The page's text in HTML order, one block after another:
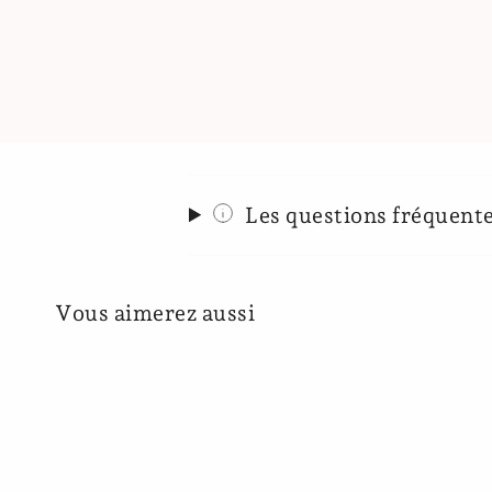
Les questions
Vous aimerez aussi